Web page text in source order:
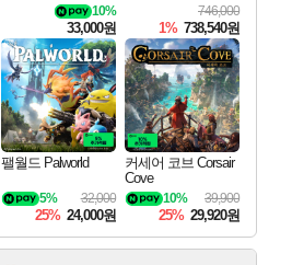
10%
33,000원
746,000
1% 738,540원
팰월드 Palworld
32,000
5%
25% 24,000원
커세어 코브 Corsair
Cove
39,900
10%
25% 29,920원